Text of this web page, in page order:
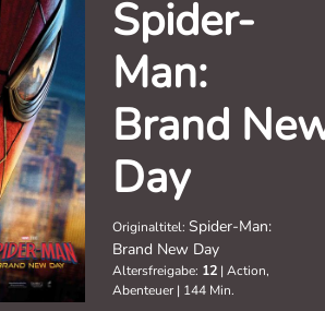
Spider-
Man:
Brand
Day
Originaltitel: Spider-Man:
Brand New Day
Altersfreigabe: 12| Action,
Abenteuer | 144 Min.